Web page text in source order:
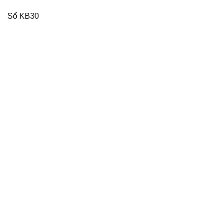
Sổ KB30